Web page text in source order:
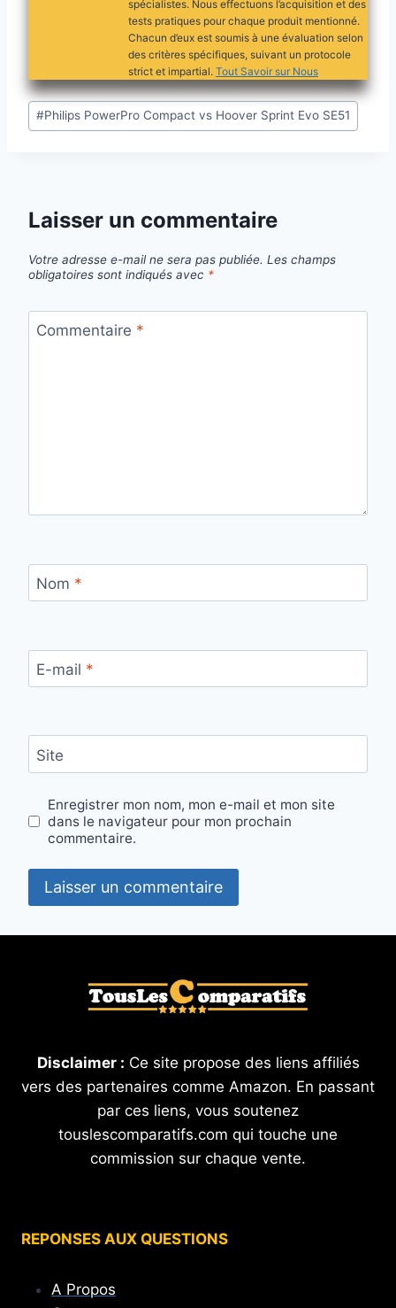
spécialistes. Nous effectuons l’acquisition et des
tests pratiques pour chaque produit mentionné.
Chacun d’eux est soumis à une évaluation selon
des critères spécifiques, suivant un protocole
strict et impartial. Tout Savoir sur Nous
Étiquettes
de
#Philips PowerPro Compact vs Hoover Sprint Evo SE51
Laisser un commentaire
Votre adresse e-mail ne sera pas publiée. Les champs
obligatoires sont indiqués avec *
Commentaire *
Nom *
E-mail *
Site
Enregistrer mon nom, mon e-mail et mon site
dans le navigateur pour mon prochain
commentaire.
Disclaimer : Ce site propose des liens affiliés
vers des partenaires comme Amazon. En passant
par ces liens, vous soutenez
touslescomparatifs.com qui touche une
commission sur chaque vente.
REPONSES AUX QUESTIONS
A Propos